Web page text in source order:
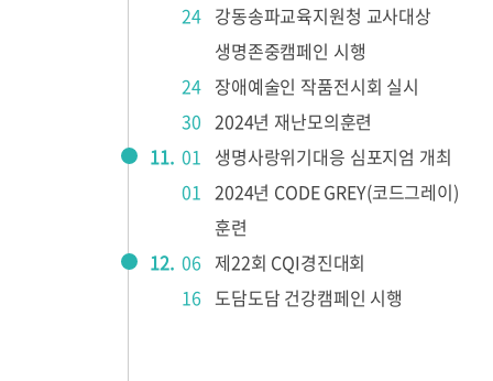
24 강동송파교육지원청 교사대상
생명존중캠페인 시행
24 장애예술인 작품전시회 실시
30 2024년 재난모의훈련
11. 01
생명사랑위기대응 심포지엄 개최
01
2024년 CODE GREY(코드그레이)
훈련
12. 06 제22회 CQI경진대회
16 도담도담 건강캠페인 시행